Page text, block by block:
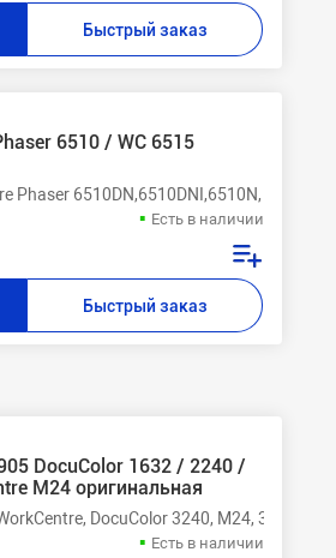
Быстрый заказ
6510 / WC 6515
Phaser 6510DN,6510DNI,6510N,
Есть в наличии
Быстрый заказ
DocuColor 1632 / 2240 /
M24 оригинальная
DocuColor 3240, M24, 3535,
Есть в наличии